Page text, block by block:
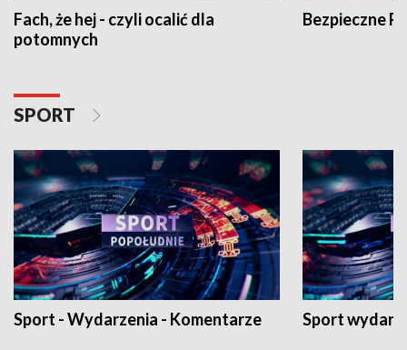
Fach, że hej - czyli ocalić dla
potomnych
Bezpieczne
SPORT
Sport - Wydarzenia - Komentarze Sport